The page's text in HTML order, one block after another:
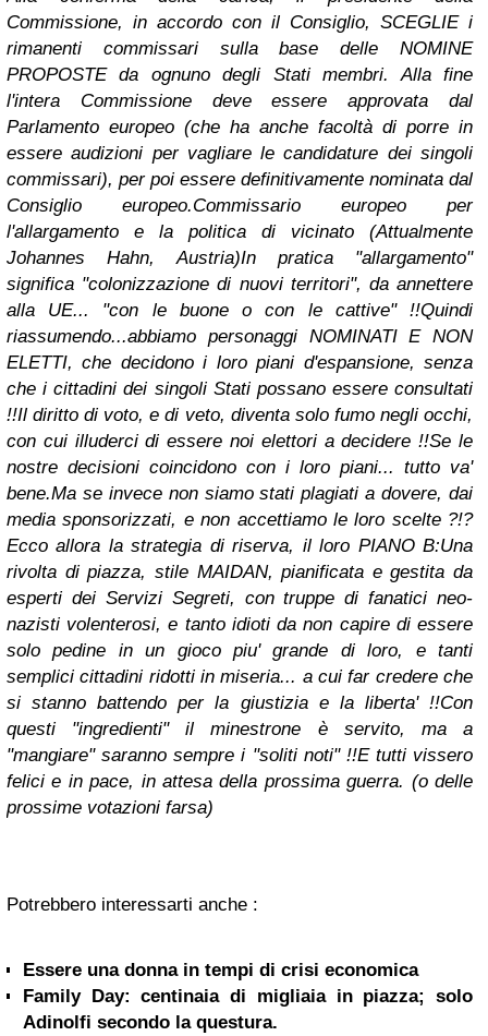
Commissione, in accordo con il Consiglio, SCEGLIE i
rimanenti commissari sulla base delle NOMINE
PROPOSTE da ognuno degli Stati membri. Alla fine
l'intera Commissione deve essere approvata dal
Parlamento europeo (che ha anche facoltà di porre in
essere audizioni per vagliare le candidature dei singoli
commissari), per poi essere definitivamente nominata dal
Consiglio europeo.Commissario europeo per
l'allargamento e la politica di vicinato (Attualmente
Johannes Hahn, Austria)In pratica "allargamento"
significa "colonizzazione di nuovi territori", da annettere
alla UE... "con le buone o con le cattive" !!Quindi
riassumendo...abbiamo personaggi NOMINATI E NON
ELETTI, che decidono i loro piani d'espansione, senza
che i cittadini dei singoli Stati possano essere consultati
!!Il diritto di voto, e di veto, diventa solo fumo negli occhi,
con cui illuderci di essere noi elettori a decidere !!Se le
nostre decisioni coincidono con i loro piani... tutto va'
bene.Ma se invece non siamo stati plagiati a dovere, dai
media sponsorizzati, e non accettiamo le loro scelte ?!?
Ecco allora la strategia di riserva, il loro PIANO B:Una
rivolta di piazza, stile MAIDAN, pianificata e gestita da
esperti dei Servizi Segreti, con truppe di fanatici neo-
nazisti volenterosi, e tanto idioti da non capire di essere
solo pedine in un gioco piu' grande di loro, e tanti
semplici cittadini ridotti in miseria... a cui far credere che
si stanno battendo per la giustizia e la liberta' !!Con
questi "ingredienti" il minestrone è servito, ma a
"mangiare" saranno sempre i "soliti noti" !!E tutti vissero
felici e in pace, in attesa della prossima guerra. (o delle
prossime votazioni farsa)
Potrebbero interessarti anche :
Essere una donna in tempi di crisi economica
Family Day: centinaia di migliaia in piazza; solo
Adinolfi secondo la questura.